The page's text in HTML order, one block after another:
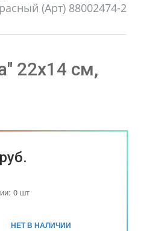
(Арт) 88002474-2
22x14 см,
0 шт
НЕТ В НАЛИЧИИ